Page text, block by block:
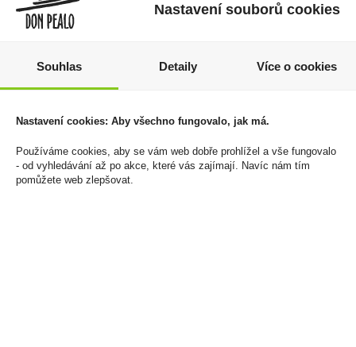
CP11RH Pilot Animals
544 Kč
Cena za:balení (24 ks)
Skladem: do 5 balení
Grinder 55g doplňovací
109 Kč
Nastavení souborů cookies
Souhlas Detaily Více o cookies
Nastavení cookies: Aby všechno fungovalo, jak má.
Používáme cookies, aby se vám web dobře prohlížel a vše fungovalo
- od vyhledávání až po akce, které vás zajímají. Navíc nám tím
pomůžete web zlepšovat.